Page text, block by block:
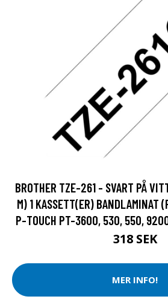
BROTHER TZE-261 - SVART PÅ
M) 1 KASSETT(ER) BANDLAMINAT
P-TOUCH PT-3600, 530, 550,
318 SEK
MER INFO!